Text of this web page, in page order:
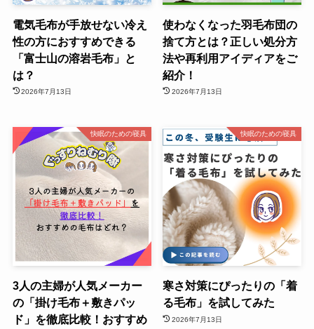
電気毛布が手放せない冷え
性の方におすすめできる
「富士山の溶岩毛布」と
は？
2026年7月13日
使わなくなった羽毛布団の
捨て方とは？正しい処分方
法や再利用アイディアをご
紹介！
2026年7月13日
快眠のための寝具
3人の主婦が人気メーカー
の「掛け毛布＋敷きパッ
ド」を徹底比較！おすすめ
快眠のための寝具
寒さ対策にぴったりの「着
る毛布」を試してみた
2026年7月13日